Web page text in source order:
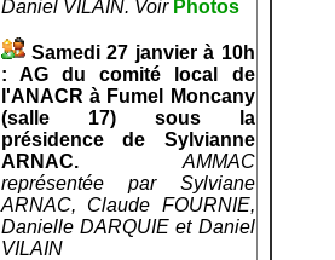
Daniel VILAIN. Voir Photos
Samedi 27 janvier à 10h
: AG du comité local de
l'ANACR à Fumel Moncany
(salle 17) sous la
présidence de Sylvianne
ARNAC. AMMAC
représentée par Sylviane
ARNAC, Claude FOURNIE,
Danielle DARQUIE et Daniel
VILAIN